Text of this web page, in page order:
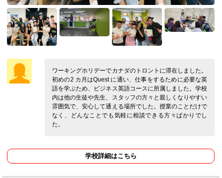
ワーキングホリデーでカナダのトロントに滞在しました。
初めの2 カ月はQuest に通い、仕事をするために必要な英
語を学ぶため、ビジネス英語コースに所属しました。学校
内は他の生徒や先生、スタッフの方々と親しくなりやすい
雰囲気で、安心して通える場所でした。授業のことだけで
なく、どんなことでも気軽に相談できる方々ばかりでし
た。
学校詳細はこちら